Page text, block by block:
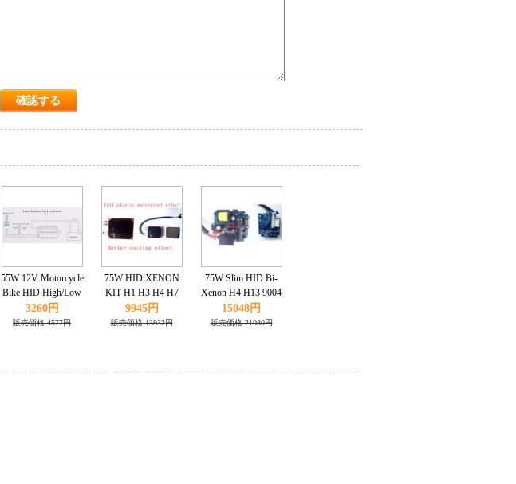
55W 12V Motorcycle
Bike HID High/Low
Beam Bi-xenon
Kit+Slim Ballast H1 H4
3260円
販売価格 4577円
75W HID XENON
KIT H1 H3 H4 H7
9005 9006 6000K
9945円
販売価格 13932円
75W Slim HID Bi-
Xenon H4 H13 9004
9007 Hi/Lo
15048円
販売価格 21080円